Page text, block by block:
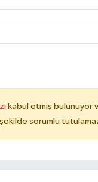
kabul etmiş bulunuyor
sorumlu